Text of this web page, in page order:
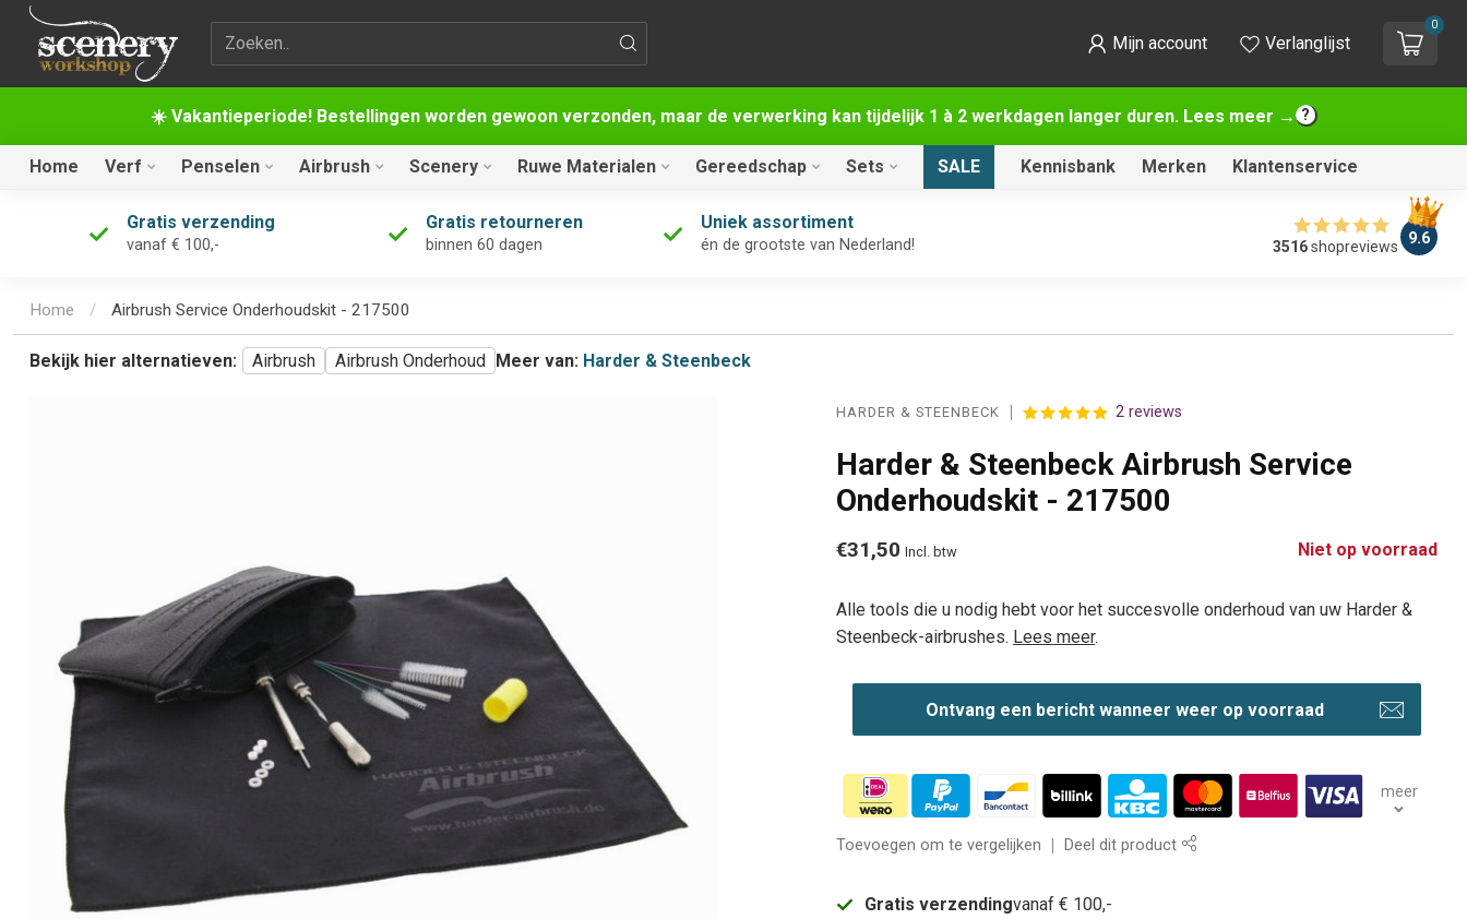
☀️ Vakantieperiode! Bestellingen worden gewoon verzonden, maar de verwerking kan tijdelijk 1 à 2 werkdagen langer duren. Lees meer →
Zoekterm Mijn account Verlanglijst
0
Home Verf Penselen Airbrush Scenery Ruwe Materialen Gereedschap Sets SALE Kennisbank Merken Klantenservice
Gratis verzending
vanaf € 100,-
Gratis retourneren
binnen 60 dagen
Uniek assortiment
én de grootste van Nederland! 3516shopreviews 9.6
Home / Airbrush Service Onderhoudskit - 217500
Bekijk hier alternatieven: Airbrush Airbrush Onderhoud Meer van: Harder & Steenbeck
HARDER & STEENBECK 2 reviews
Harder & Steenbeck Airbrush Service
Onderhoudskit - 217500
€31,50 Incl. btw Niet op voorraad
Alle tools die u nodig hebt voor het succesvolle onderhoud van uw Harder &
Steenbeck-airbrushes. Lees meer.
Ontvang een bericht wanneer weer op voorraad
meer
Toevoegen om te vergelijken Deel dit product
Gratis verzendingvanaf € 100,-